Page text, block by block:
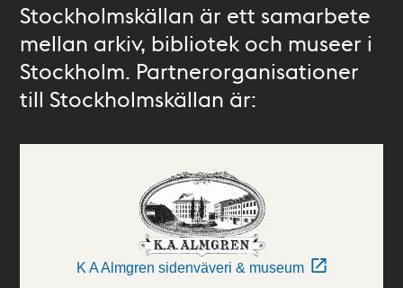
Stockholmskällan är ett samarbete
mellan arkiv, bibliotek och museer i
Stockholm. Partnerorganisationer
till Stockholmskällan är:
K A Almgren sidenväveri & museum